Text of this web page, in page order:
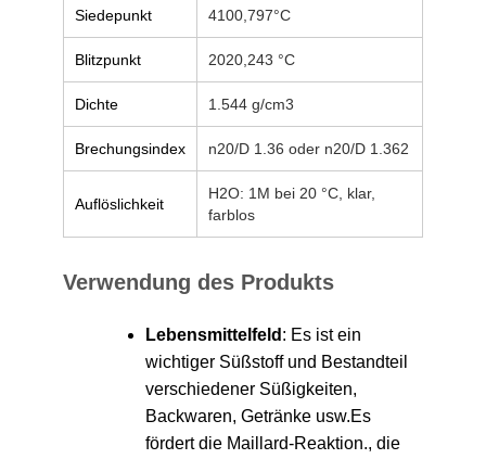
Siedepunkt 4100,797°C
Blitzpunkt 2020,243 °C
Dichte 1.544 g/cm3
Brechungsindex n20/D 1.36 oder n20/D 1.362
Auflöslichkeit
H2O: 1M bei 20 °C, klar,
farblos
Verwendung des Produkts
Lebensmittelfeld : Es ist ein
wichtiger Süßstoff und Bestandteil
verschiedener Süßigkeiten,
Backwaren, Getränke usw.Es
fördert die Maillard-Reaktion., die